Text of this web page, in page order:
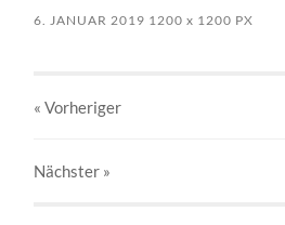
6. JANUAR 2019 1200x 1200 PX
« Vorheriger
Nächster »